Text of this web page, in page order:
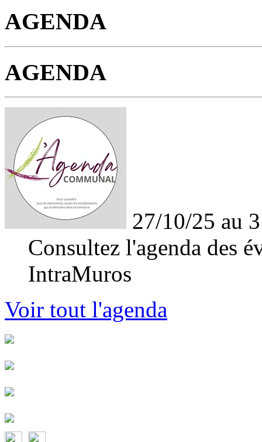
AGENDA
AGENDA
27/10/25 au
Consultez l'agenda des
IntraMuros
Voir tout l'agenda